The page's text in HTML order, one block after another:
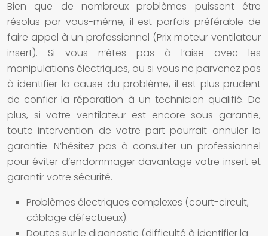
Bien que de nombreux problèmes puissent être
résolus par vous-même, il est parfois préférable de
faire appel à un professionnel (Prix moteur ventilateur
insert). Si vous n’êtes pas à l’aise avec les
manipulations électriques, ou si vous ne parvenez pas
à identifier la cause du problème, il est plus prudent
de confier la réparation à un technicien qualifié. De
plus, si votre ventilateur est encore sous garantie,
toute intervention de votre part pourrait annuler la
garantie. N’hésitez pas à consulter un professionnel
pour éviter d’endommager davantage votre insert et
garantir votre sécurité.
Problèmes électriques complexes (court-circuit,
câblage défectueux).
Doutes sur le diagnostic (difficulté à identifier la